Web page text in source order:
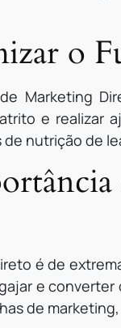
o
Marketing
e realizar
nutrição de
é de
e
de